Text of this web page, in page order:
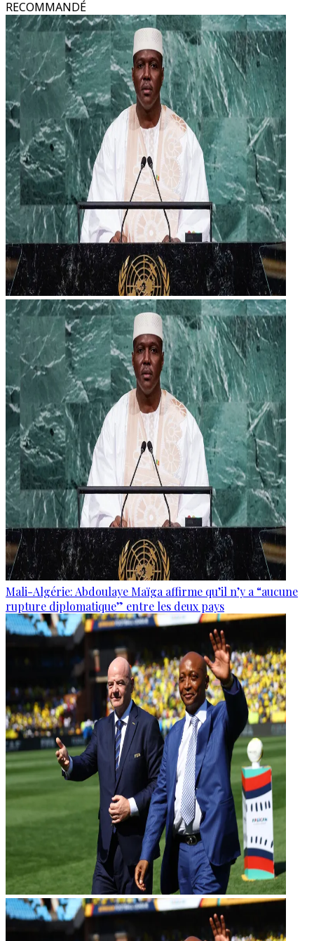
RECOMMANDÉ
Mali-Algérie: Abdoulaye Maïga affirme qu’il n’y a “aucune
rupture diplomatique” entre les deux pays